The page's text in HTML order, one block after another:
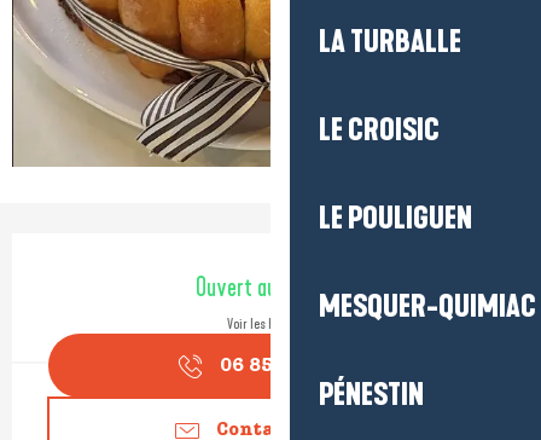
LA TURBALLE
LE CROISIC
LE POULIGUEN
MESQUER-QUIMIAC
PÉNESTIN
Ouverture et coordonnées
Ouvert aujourd'hui
Voir les horaires
06 85 36 52
Contactez-nous